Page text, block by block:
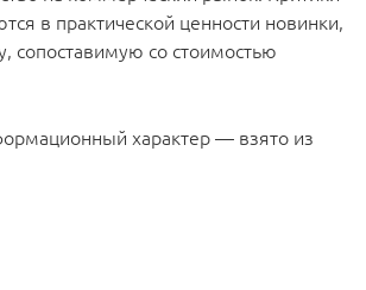
в практической ценности новинки,
сопоставимую со стоимостью
характер — взято из